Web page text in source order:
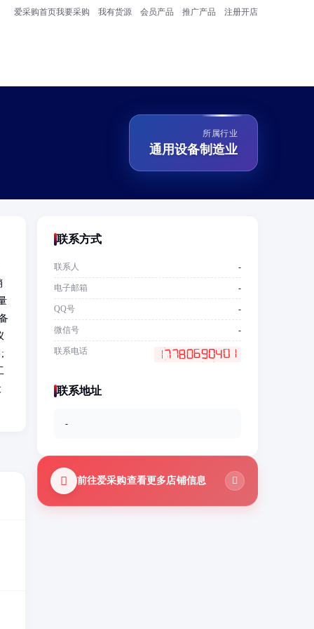
爱采购首页我要采购 我有货源 会员产品 推广产品 注册开店
所属行业
通用设备制造业
联系方式
联系人 -
电子邮箱 -
QQ号 -
微信号 -
联系电话
联系地址
-
前往爱采购查看更多店铺信息